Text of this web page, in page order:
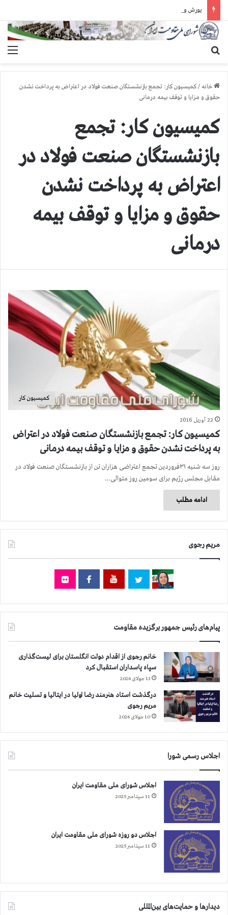
یورش وحشیانه گارد زندان اوین به سالن ۵ بند ۷ و ضرب و شتم زندانیان
خانه /کمیسیون کار: تجمع بازنشستگان صنعت فولاد در اعتراض به پرداخت نشدن
حقوق و مزایا و توقف بیمه درمانی
کمیسیون کار: تجمع
بازنشستگان صنعت فولاد در
اعتراض به پرداخت نشدن
حقوق و مزایا و توقف بیمه
درمانی
کمیسیون کار
22 آوریل 2016
کمیسیون کار: تجمع بازنشستگان صنعت فولاد در اعتراض
به پرداخت نشدن حقوق و مزایا و توقف بیمه درمانی
روز سه شنبه ۳۱فروردین تجمع اعتراضی هزاران تن از بازنشستگان صنعت فولاد در
مقابل مجلس رژیم برای سومین روز متوالی…
ادامه مطلب
مریم رجوی
پیام‌های رئیس جمهور برگزیده مقاومت
خانم رجوی از اقدام دولت انگلستان برای لیست‌گذاری
سپاه پاسداران استقبال کرد
13 جولای 2026
درگذشت استاد هنرمند رضا اولیا در ایتالیا و تسلیت خانم
مریم رجوی
10 جولای 2026
اجلاس رسمی شورا
اجلاس شورای ملی مقاومت ایران
11 سپتامبر 2025
اجلاس دو روزه شورای ملی مقاومت ایران
11 سپتامبر 2025
دیدارها و حمایت‌های بین‌المللی